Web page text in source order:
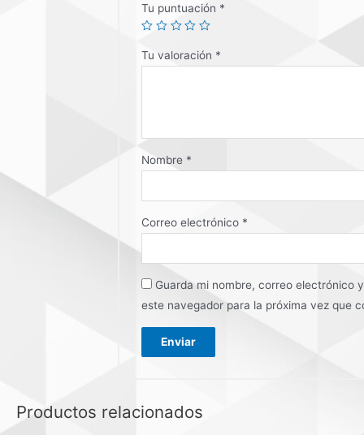
Tu puntuación *
Tu valoración *
Nombre *
Correo electrónico *
Guarda mi nombre, correo electrónico
este navegador para la próxima vez que
Productos relacionados